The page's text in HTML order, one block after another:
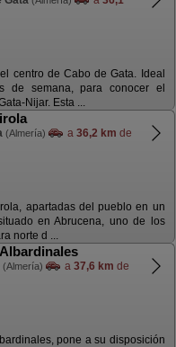
centro de Cabo de Gata. Ideal
de semana, para conocer el
Nijar. Esta ...
(Almería) a 36,2 km de
apartadas del pueblo en un
en Abrucena, uno de los
norte d ...
(Almería) a 37,6 km de
pone a su disposición